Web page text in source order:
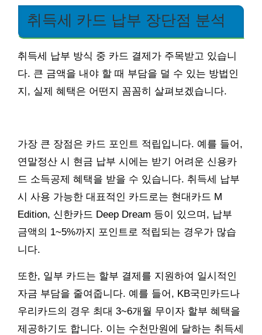
취득세 카드 납부 장단점 분석
취득세 납부 방식 중 카드 결제가 주목받고 있습니
다. 큰 금액을 내야 할 때 부담을 덜 수 있는 방법인
지, 실제 혜택은 어떤지 꼼꼼히 살펴보겠습니다.
가장 큰 장점은 카드 포인트 적립입니다. 예를 들어,
연말정산 시 현금 납부 시에는 받기 어려운 신용카
드 소득공제 혜택을 받을 수 있습니다. 취득세 납부
시 사용 가능한 대표적인 카드로는 현대카드 M
Edition, 신한카드 Deep Dream 등이 있으며, 납부
금액의 1~5%까지 포인트로 적립되는 경우가 많습
니다.
또한, 일부 카드는 할부 결제를 지원하여 일시적인
자금 부담을 줄여줍니다. 예를 들어, KB국민카드나
우리카드의 경우 최대 3~6개월 무이자 할부 혜택을
제공하기도 합니다. 이는 수천만원에 달하는 취득세